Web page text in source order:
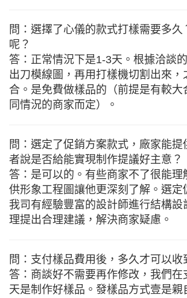
問：選擇了心儀的款式打樣需要多
呢？
答：正常情況下是1-3天。根據洽談
出刀模線圖，再用打樣機切割出來，
合。是免費做樣品的（前提是有較大
同情況的商家而定）。
問：選定了促銷方案款式，廠家能
者說是否給能實現制作提議好主意？
答：是可以的。有些商家不了很能理
供形象工程圖讓他更深刻了解。選定
我司有經驗豐富的設計師進行結構設
理提出合理建議，解決商家疑慮。
問：支付樣品費用後，多久才可以收
答：商談好不需要再作修改，我們在
天是制作好樣品。發樣品方式壹是親